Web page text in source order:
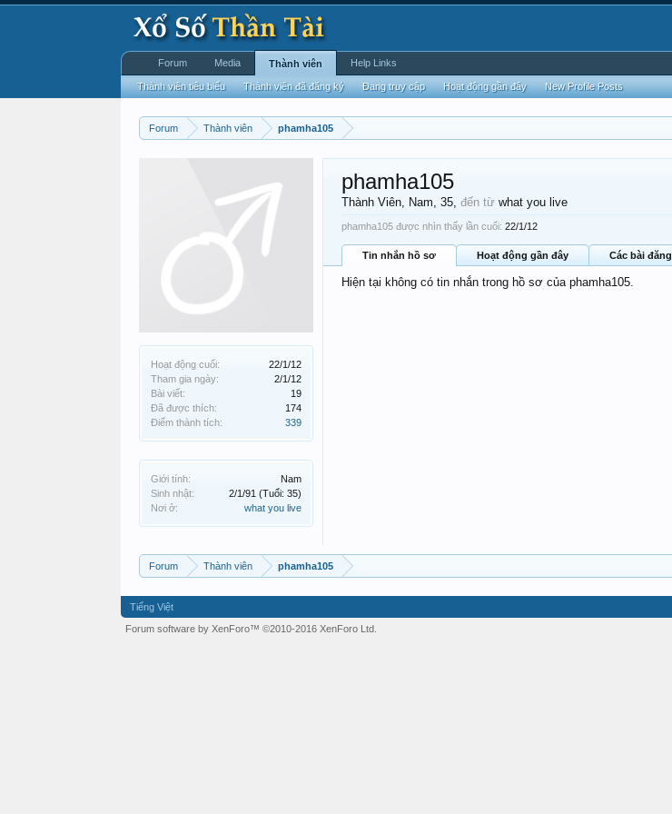
Forum Thành viên phamha105
Hoạt động cuối:
22/1/12
Tham gia ngày:
2/1/12
Bài viết:
19
Đã được thích:
174
Điểm thành tích:
339
Giới tính:
Nam
Sinh nhật:
2/1/91 (Tuổi: 35)
Nơi ở:
what you live
phamha105
Thành Viên, Nam, 35, đến từ what you live
phamha105 được nhìn thấy lần cuối: 22/1/12
Tin nhắn hồ sơ Hoạt động gần đây Các bài đăng
Hiện tại không có tin nhắn trong hồ sơ của phamha105.
Forum Thành viên phamha105
Forum Media Thành viên
Thành viên tiêu biểu Thành viên đã đăng ký Đang truy cập Hoạt động gần đây New Profile Posts
Help Links
Tiếng Việt
Forum software by XenForo™ ©2010-2016 XenForo Ltd.